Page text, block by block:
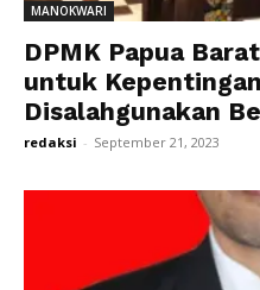
MANOKWARI
DPMK Papua
untuk
Disalahgunakan
redaksi - September 21, 2023